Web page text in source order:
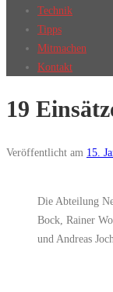
Technik
Tipps
Mitmachen
Kontakt
19
Veröffentlicht am 15.
Die Abteilung
Bock, Rainer
und Andreas